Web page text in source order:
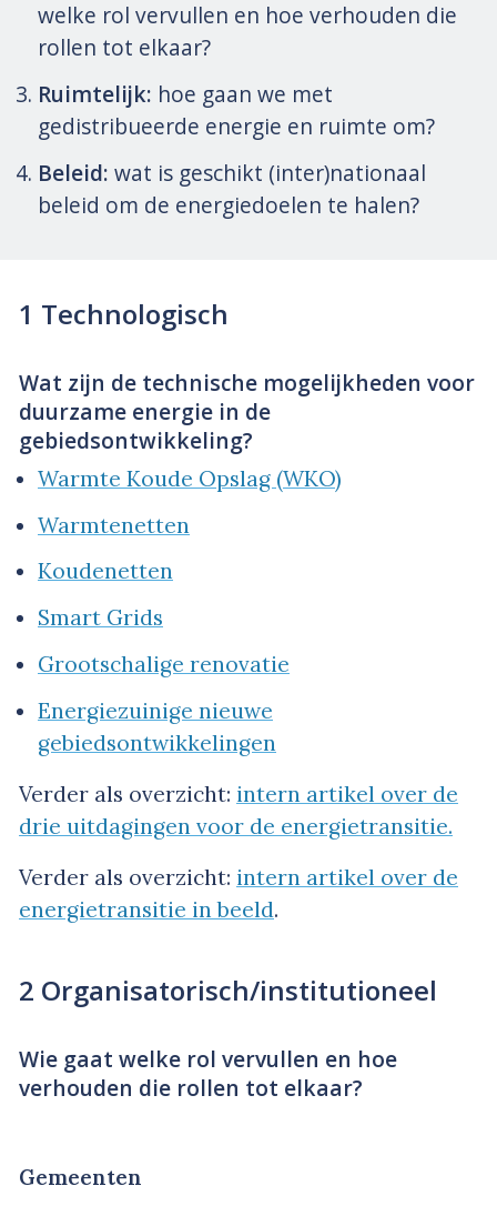
welke rol vervullen en hoe verhouden die
rollen tot elkaar?
Ruimtelijk: hoe gaan we met
gedistribueerde energie en ruimte om?
Beleid: wat is geschikt (inter)nationaal
beleid om de energiedoelen te halen?
1 Technologisch
Wat zijn de technische mogelijkheden voor
duurzame energie in de
gebiedsontwikkeling?
Warmte Koude Opslag (WKO)
Warmtenetten
Koudenetten
Smart Grids
Grootschalige renovatie
Energiezuinige nieuwe
gebiedsontwikkelingen
Verder als overzicht: intern artikel over de
drie uitdagingen voor de energietransitie.
Verder als overzicht: intern artikel over de
energietransitie in beeld.
2 Organisatorisch/institutioneel
Wie gaat welke rol vervullen en hoe
verhouden die rollen tot elkaar?
Gemeenten